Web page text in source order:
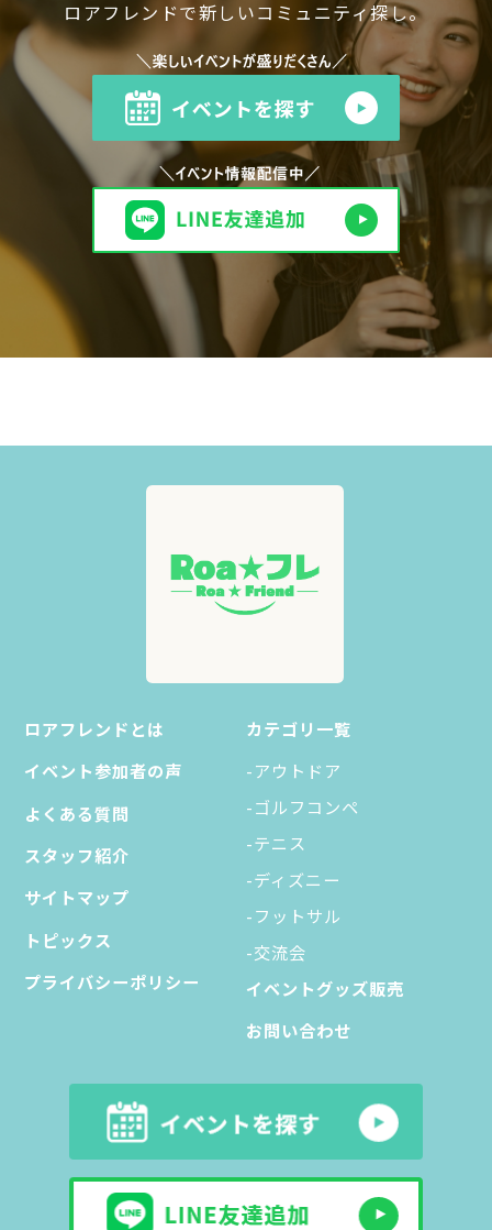
ロアフレンドで新しいコミュニティ探し。
ロアフレンドとは
イベント参加者の声
よくある質問
スタッフ紹介
サイトマップ
トピックス
プライバシーポリシー
カテゴリ一覧
-アウトドア
-ゴルフコンペ
-テニス
-ディズニー
-フットサル
-交流会
イベントグッズ販売
お問い合わせ